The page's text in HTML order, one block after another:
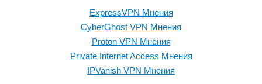
ExpressVPN Mнения
CyberGhost VPN Mнения
Proton VPN Mнения
Private Internet Access Mнения
IPVanish VPN Mнения